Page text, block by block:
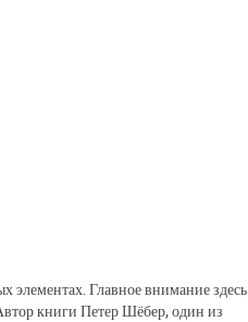
элементах. Главное внимание здесь
книги Петер Шёбер, один из